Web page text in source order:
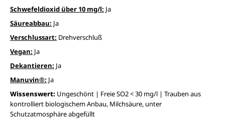
Schwefeldioxid über 10 mg/l: Ja
Säureabbau: Ja
Verschlussart: Drehverschluß
Vegan: Ja
Dekantieren: Ja
Manuvin®: Ja
Wissenswert: Ungeschönt | Freie SO2 < 30 mg/l | Trauben aus
kontrolliert biologischem Anbau, Milchsäure, unter
Schutzatmosphäre abgefüllt